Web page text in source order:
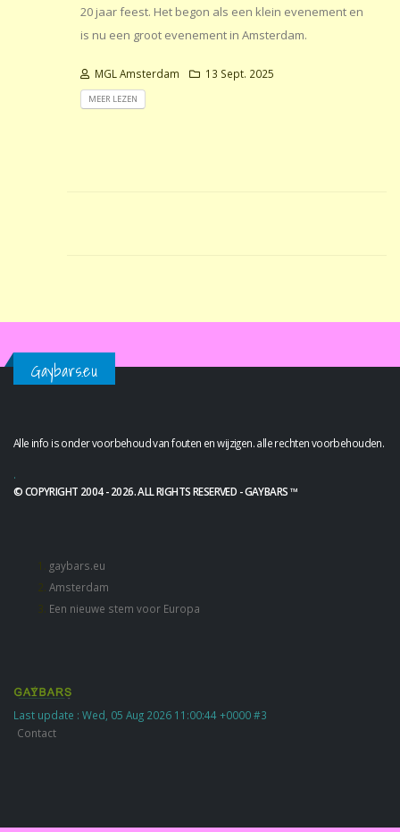
20 jaar feest. Het begon als een klein evenement en
is nu een groot evenement in Amsterdam.
MGL Amsterdam 13 Sept. 2025
MEER LEZEN
Gaybars.eu
Alle info is onder voorbehoud van fouten en wijzigen. alle rechten voorbehouden.
.
© COPYRIGHT 2004 - 2026. ALL RIGHTS RESERVED - GAYBARS ™
gaybars.eu
Amsterdam
Een nieuwe stem voor Europa
Last update : Wed, 05 Aug 2026 11:00:44 +0000 #3
Contact